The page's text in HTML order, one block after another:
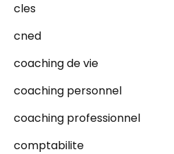
cles
cned
coaching de vie
coaching personnel
coaching professionnel
comptabilite